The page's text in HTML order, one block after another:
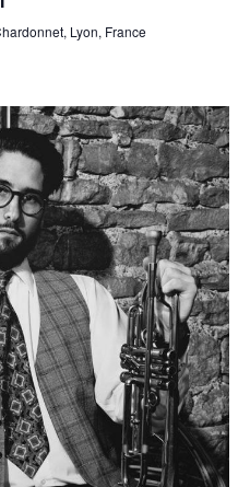
Lyon, France